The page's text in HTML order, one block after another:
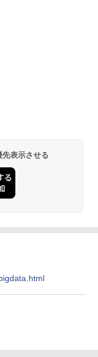
表示させる